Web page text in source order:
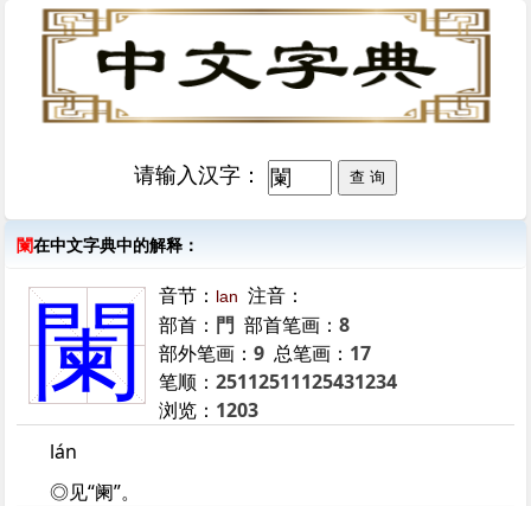
请输入汉字：
闌在中文字典中的解释：
闌 音节： lan 注音：
部首： 門 部首笔画：8
部外笔画：9 总笔画： 17
笔顺：25112511125431234
浏览： 1203
lán
◎见“阑”。